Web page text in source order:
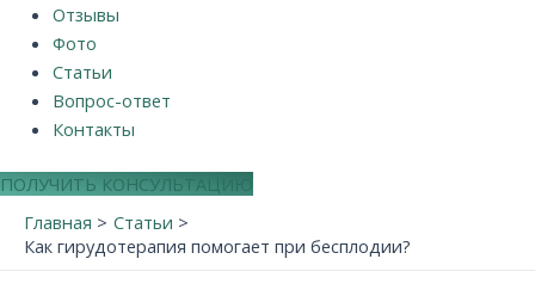
Отзывы
Фото
Статьи
Вопрос-ответ
Контакты
ПОЛУЧИТЬ КОНСУЛЬТАЦИЮ
Главная
Статьи
Как гирудотерапия помогает при бесплодии?